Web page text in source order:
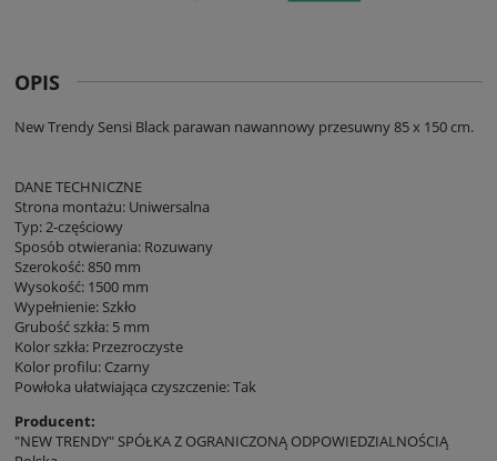
OPIS
New Trendy Sensi Black parawan nawannowy przesuwny 85 x 150 cm.
DANE TECHNICZNE
Strona montażu: Uniwersalna
Typ: 2-częściowy
Sposób otwierania: Rozuwany
Szerokość: 850 mm
Wysokość: 1500 mm
Wypełnienie: Szkło
Grubość szkła: 5 mm
Kolor szkła: Przezroczyste
Kolor profilu: Czarny
Powłoka ułatwiająca czyszczenie: Tak
Producent:
"NEW TRENDY" SPÓŁKA Z OGRANICZONĄ ODPOWIEDZIALNOŚCIĄ